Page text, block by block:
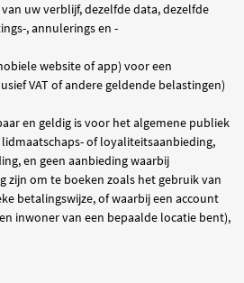
uw verblijf, dezelfde data, dezelfde
, annulerings en -
website of app) voor een
VAT of andere geldende belastingen)
en geldig is voor het algemene publiek
of loyaliteitsaanbieding,
en geen aanbieding waarbij
zijn om te boeken zoals het gebruik van
betalingswijze, of waarbij een account
inwoner van een bepaalde locatie bent),